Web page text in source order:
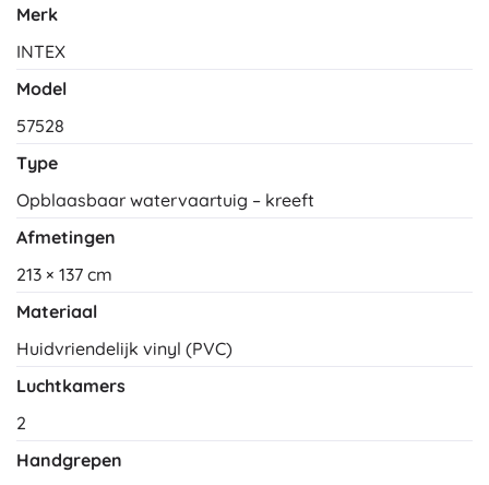
Merk
INTEX
Model
57528
Type
Opblaasbaar watervaartuig – kreeft
Afmetingen
213 × 137 cm
Materiaal
Huidvriendelijk vinyl (PVC)
Luchtkamers
2
Handgrepen